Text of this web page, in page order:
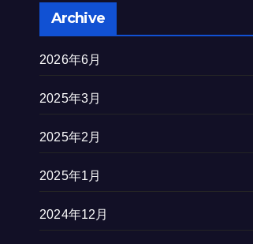
Archive
2026年6月
2025年3月
2025年2月
2025年1月
2024年12月